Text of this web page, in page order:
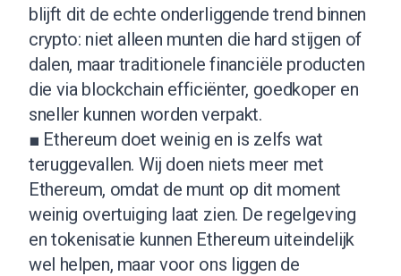
blijft dit de echte onderliggende trend binnen
crypto: niet alleen munten die hard stijgen of
dalen, maar traditionele financiële producten
die via blockchain efficiënter, goedkoper en
sneller kunnen worden verpakt.
■ Ethereum doet weinig en is zelfs wat
teruggevallen. Wij doen niets meer met
Ethereum, omdat de munt op dit moment
weinig overtuiging laat zien. De regelgeving
en tokenisatie kunnen Ethereum uiteindelijk
wel helpen, maar voor ons liggen de